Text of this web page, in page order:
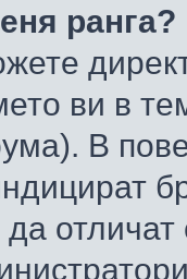
ранга?
ви в
В